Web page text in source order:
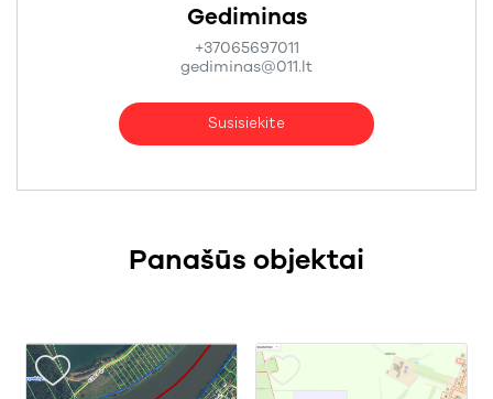
Gediminas
+37065697011
gediminas@011.lt
Susisiekite
Panašūs objektai